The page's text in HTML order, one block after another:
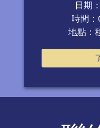
日期
時間
地點：